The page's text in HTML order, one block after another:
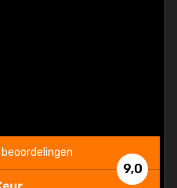
9,0
beoordelingen